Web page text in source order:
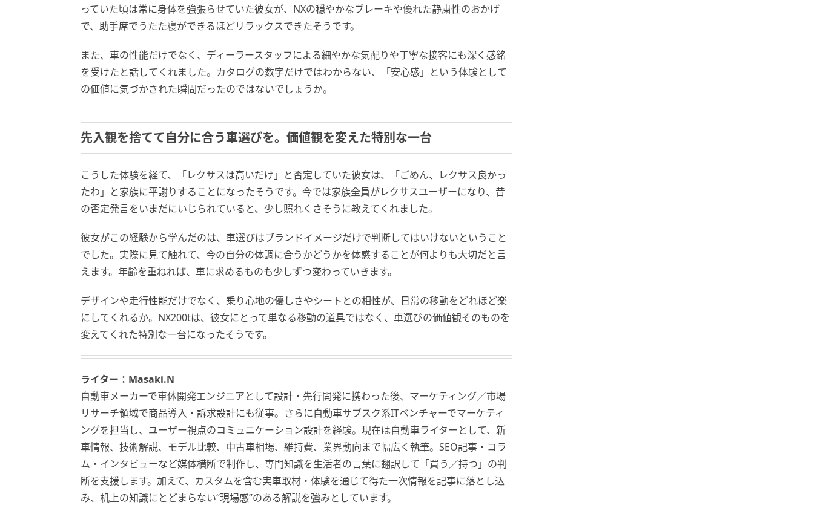
っていた頃は常に身体を強張らせていた彼女が、NXの穏やかなブレーキや優れた静粛性のおかげ
で、助手席でうたた寝ができるほどリラックスできたそうです。
また、車の性能だけでなく、ディーラースタッフによる細やかな気配りや丁寧な接客にも深く感銘
を受けたと話してくれました。カタログの数字だけではわからない、「安心感」という体験として
の価値に気づかされた瞬間だったのではないでしょうか。
先入観を捨てて自分に合う車選びを。価値観を変えた特別な一台
こうした体験を経て、「レクサスは高いだけ」と否定していた彼女は、「ごめん、レクサス良かっ
たわ」と家族に平謝りすることになったそうです。今では家族全員がレクサスユーザーになり、昔
の否定発言をいまだにいじられていると、少し照れくさそうに教えてくれました。
彼女がこの経験から学んだのは、車選びはブランドイメージだけで判断してはいけないということ
でした。実際に見て触れて、今の自分の体調に合うかどうかを体感することが何よりも大切だと言
えます。年齢を重ねれば、車に求めるものも少しずつ変わっていきます。
デザインや走行性能だけでなく、乗り心地の優しさやシートとの相性が、日常の移動をどれほど楽
にしてくれるか。NX200tは、彼女にとって単なる移動の道具ではなく、車選びの価値観そのものを
変えてくれた特別な一台になったそうです。
ライター：Masaki.N
自動車メーカーで車体開発エンジニアとして設計・先行開発に携わった後、マーケティング／市場
リサーチ領域で商品導入・訴求設計にも従事。さらに自動車サブスク系ITベンチャーでマーケティ
ングを担当し、ユーザー視点のコミュニケーション設計を経験。現在は自動車ライターとして、新
車情報、技術解説、モデル比較、中古車相場、維持費、業界動向まで幅広く執筆。SEO記事・コラ
ム・インタビューなど媒体横断で制作し、専門知識を生活者の言葉に翻訳して「買う／持つ」の判
断を支援します。加えて、カスタムを含む実車取材・体験を通じて得た一次情報を記事に落とし込
み、机上の知識にとどまらない“現場感”のある解説を強みとしています。